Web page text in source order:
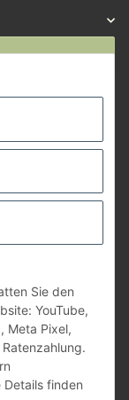
Sie den
YouTube,
Meta Pixel,
finden